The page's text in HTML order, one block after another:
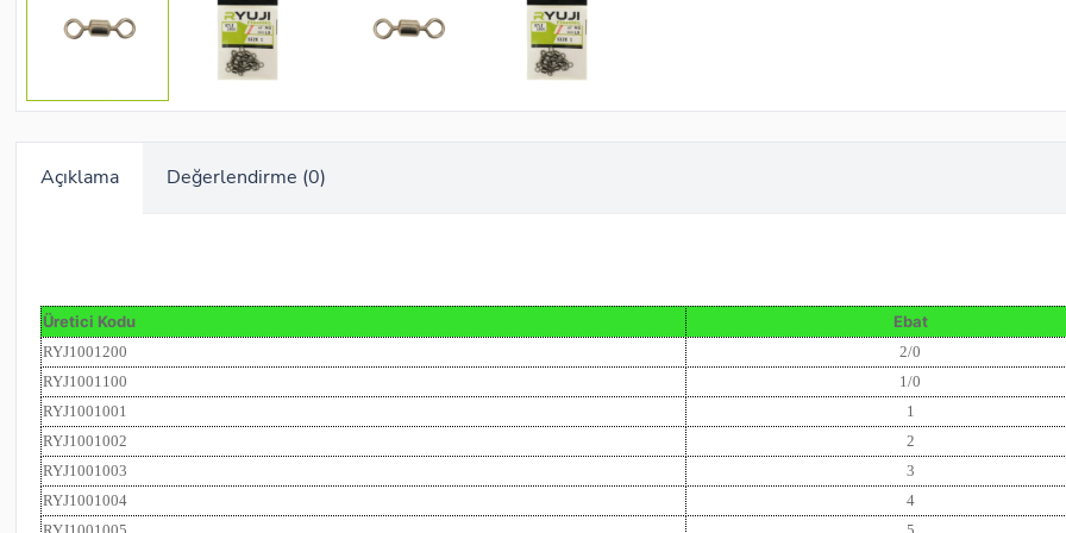
Açıklama Değerlendirme (0)
Üretici Kodu Ebat
RYJ1001200 2/0
RYJ1001100
1/0
RYJ1001001
1
RYJ1001002
2
RYJ1001003
3
RYJ1001004
4